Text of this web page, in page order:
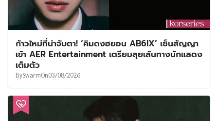
ก้าวใหม่ที่น่าจับตา! ‘คิมดงฮยอน AB6IX’ เซ็นสัญญา
เข้า AER Entertainment เตรียมลุยเส้นทางนักแสดง
เต็มตัว
BySwarmOn03/08/2026